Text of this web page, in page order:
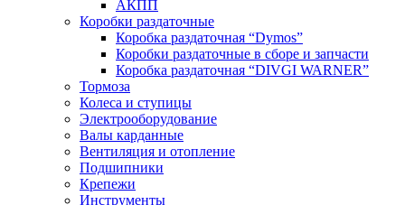
АКПП
Коробки раздаточные
Коробка раздаточная “Dymos”
Коробки раздаточные в сборе и запчасти
Коробка раздаточная “DIVGI WARNER”
Тормоза
Колеса и ступицы
Электрооборудование
Валы карданные
Вентиляция и отопление
Подшипники
Крепежи
Инструменты